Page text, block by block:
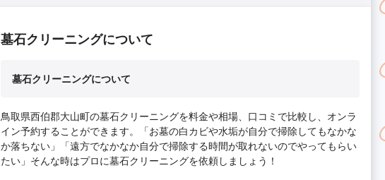
墓石クリーニングについて
墓石クリーニングについて
鳥取県西伯郡大山町の墓石クリーニングを料金や相場、口コミで比較し、オンラ
イン予約することができます。「お墓の白カビや水垢が自分で掃除してもなかな
か落ちない」「遠方でなかなか自分で掃除する時間が取れないのでやってもらい
たい」そんな時はプロに墓石クリーニングを依頼しましょう！